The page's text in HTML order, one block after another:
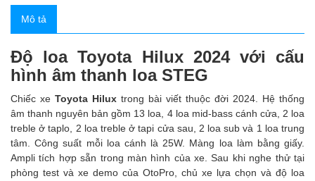
Mô tả
Độ loa Toyota Hilux 2024 với cấu
hình âm thanh loa STEG
Chiếc xe Toyota Hilux trong bài viết thuộc đời 2024. Hệ thống
âm thanh nguyên bản gồm 13 loa, 4 loa mid-bass cánh cửa, 2 loa
treble ở taplo, 2 loa treble ở tapi cửa sau, 2 loa sub và 1 loa trung
tâm. Công suất mỗi loa cánh là 25W. Màng loa làm bằng giấy.
Ampli tích hợp sẵn trong màn hình của xe. Sau khi nghe thử tại
phòng test và xe demo của OtoPro, chủ xe lựa chọn và độ loa